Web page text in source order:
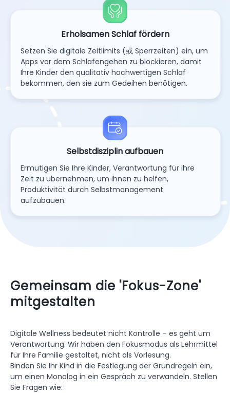
Erholsamen Schlaf fördern
Setzen Sie digitale Zeitlimits (或 Sperrzeiten) ein, um
Apps vor dem Schlafengehen zu blockieren, damit
Ihre Kinder den qualitativ hochwertigen Schlaf
bekommen, den sie zum Gedeihen benötigen.
Selbstdisziplin aufbauen
Ermutigen Sie Ihre Kinder, Verantwortung für ihre
Zeit zu übernehmen, um ihnen zu helfen,
Produktivität durch Selbstmanagement
aufzubauen.
Gemeinsam die 'Fokus-Zone'
mitgestalten
Digitale Wellness bedeutet nicht Kontrolle – es geht um
Verantwortung. Wir haben den Fokusmodus als Lehrmittel
für Ihre Familie gestaltet, nicht als Vorlesung.
Binden Sie Ihr Kind in die Festlegung der Grundregeln ein,
um einen Monolog in ein Gespräch zu verwandeln. Stellen
Sie Fragen wie: